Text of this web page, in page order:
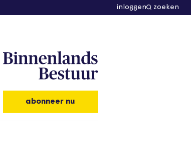
inloggen zoeken
abonneer nu